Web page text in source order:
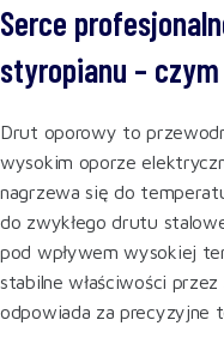
Serce
styropianu –
Drut oporowy to
wysokim oporze
nagrzewa się do
do zwykłego drutu
pod wpływem wysokiej
stabilne właściwości
odpowiada za precyzyjne